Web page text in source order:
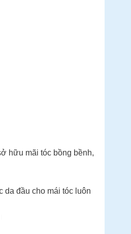
hữu mãi tóc bồng bềnh,
da đầu cho mái tóc luôn